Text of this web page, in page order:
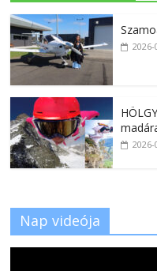
2026-
2026-
Nap videója